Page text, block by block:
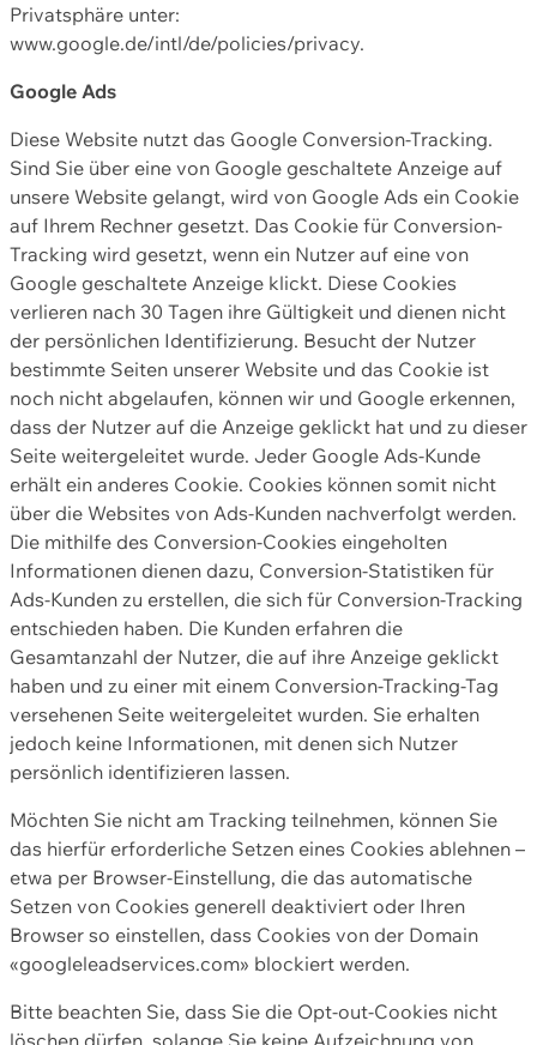
Privatsphäre unter:
www.google.de/intl/de/policies/privacy.
Google Ads
Diese Website nutzt das Google Conversion-Tracking.
Sind Sie über eine von Google geschaltete Anzeige auf
unsere Website gelangt, wird von Google Ads ein Cookie
auf Ihrem Rechner gesetzt. Das Cookie für Conversion-
Tracking wird gesetzt, wenn ein Nutzer auf eine von
Google geschaltete Anzeige klickt. Diese Cookies
verlieren nach 30 Tagen ihre Gültigkeit und dienen nicht
der persönlichen Identifizierung. Besucht der Nutzer
bestimmte Seiten unserer Website und das Cookie ist
noch nicht abgelaufen, können wir und Google erkennen,
dass der Nutzer auf die Anzeige geklickt hat und zu dieser
Seite weitergeleitet wurde. Jeder Google Ads-Kunde
erhält ein anderes Cookie. Cookies können somit nicht
über die Websites von Ads-Kunden nachverfolgt werden.
Die mithilfe des Conversion-Cookies eingeholten
Informationen dienen dazu, Conversion-Statistiken für
Ads-Kunden zu erstellen, die sich für Conversion-Tracking
entschieden haben. Die Kunden erfahren die
Gesamtanzahl der Nutzer, die auf ihre Anzeige geklickt
haben und zu einer mit einem Conversion-Tracking-Tag
versehenen Seite weitergeleitet wurden. Sie erhalten
jedoch keine Informationen, mit denen sich Nutzer
persönlich identifizieren lassen.
Möchten Sie nicht am Tracking teilnehmen, können Sie
das hierfür erforderliche Setzen eines Cookies ablehnen –
etwa per Browser-Einstellung, die das automatische
Setzen von Cookies generell deaktiviert oder Ihren
Browser so einstellen, dass Cookies von der Domain
«googleleadservices.com» blockiert werden.
Bitte beachten Sie, dass Sie die Opt-out-Cookies nicht